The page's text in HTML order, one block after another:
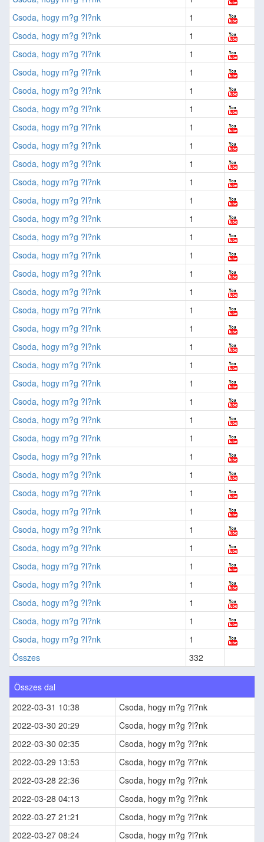
Csoda, hogy m?g ?l?nk
1
Csoda, hogy m?g ?l?nk
1
Csoda, hogy m?g ?l?nk
1
Csoda, hogy m?g ?l?nk
1
Csoda, hogy m?g ?l?nk
1
Csoda, hogy m?g ?l?nk
1
Csoda, hogy m?g ?l?nk
1
Csoda, hogy m?g ?l?nk
1
Csoda, hogy m?g ?l?nk
1
Csoda, hogy m?g ?l?nk
1
Csoda, hogy m?g ?l?nk
1
Csoda, hogy m?g ?l?nk
1
Csoda, hogy m?g ?l?nk
1
Csoda, hogy m?g ?l?nk
1
Csoda, hogy m?g ?l?nk
1
Csoda, hogy m?g ?l?nk
1
Csoda, hogy m?g ?l?nk
1
Csoda, hogy m?g ?l?nk
1
Csoda, hogy m?g ?l?nk
1
Csoda, hogy m?g ?l?nk
1
Csoda, hogy m?g ?l?nk
1
Csoda, hogy m?g ?l?nk
1
Csoda, hogy m?g ?l?nk
1
Csoda, hogy m?g ?l?nk
1
Csoda, hogy m?g ?l?nk
1
Csoda, hogy m?g ?l?nk
1
Csoda, hogy m?g ?l?nk
1
Csoda, hogy m?g ?l?nk
1
Csoda, hogy m?g ?l?nk
1
Csoda, hogy m?g ?l?nk
1
Csoda, hogy m?g ?l?nk
1
Csoda, hogy m?g ?l?nk
1
Csoda, hogy m?g ?l?nk
1
Csoda, hogy m?g ?l?nk
1
Csoda, hogy m?g ?l?nk
1
Összes
332
Összes dal
2022-03-31 10:38
Csoda, hogy m?g ?l?nk
2022-03-30 20:29
Csoda, hogy m?g ?l?nk
2022-03-30 02:35
Csoda, hogy m?g ?l?nk
2022-03-29 13:53
Csoda, hogy m?g ?l?nk
2022-03-28 22:36
Csoda, hogy m?g ?l?nk
2022-03-28 04:13
Csoda, hogy m?g ?l?nk
2022-03-27 21:21
Csoda, hogy m?g ?l?nk
2022-03-27 08:24
Csoda, hogy m?g ?l?nk